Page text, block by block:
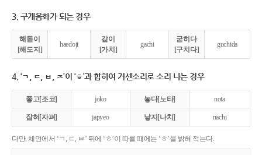
3. 구개음화가 되는 경우
해돋이
[해도지]
haedoji
같이
[가치]
gachi
굳히다
[구치다]
guchida
4. ‘ㄱ, ㄷ, ㅂ, ㅈ’이 ‘ㅎ’과 합하여 거센소리로 소리 나는 경우
좋고[조코] joko 놓다[노타] nota
잡혀[자펴] japyeo 낳지[나치] nachi
다만, 체언에서 ‘ㄱ, ㄷ, ㅂ’ 뒤에 ‘ㅎ’이 따를 때에는 ‘ㅎ’을 밝혀 적는다.